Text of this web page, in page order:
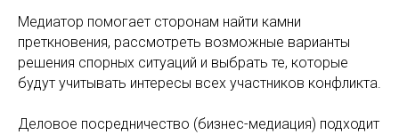
Медиатор помогает сторонам найти камни
преткновения, рассмотреть возможные варианты
решения спорных ситуаций и выбрать те, которые
будут учитывать интересы всех участников конфликта.
Деловое посредничество (бизнес-медиация) подходит